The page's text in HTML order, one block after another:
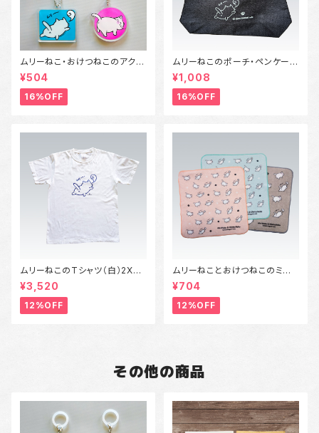
ムリーねこ・おけつねこのアクリ
ルキーホルダー兼アンブレラマ
ーカー
¥504
16%OFF
ムリーねこのポーチ・ペンケース
（Sサイズ）
¥1,008
16%OFF
ムリーねこのTシャツ（白）2XL
サイズ～3XLサイズ
¥3,520
12%OFF
ムリーねことおけつねこのミニタ
オル
¥704
12%OFF
その他の商品